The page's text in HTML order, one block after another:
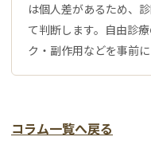
は個人差があるため、
て判断します。自由診
ク・副作用などを事前に
コラム一覧へ戻る